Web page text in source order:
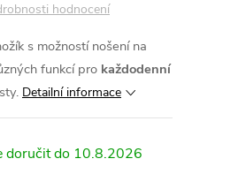
hodnocení
s možností nošení na
funkcí pro každodenní
Detailní informace
10.8.2026